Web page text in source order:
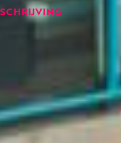
bellentableau,
bereikt
De ruime hal
een praktische
kasten